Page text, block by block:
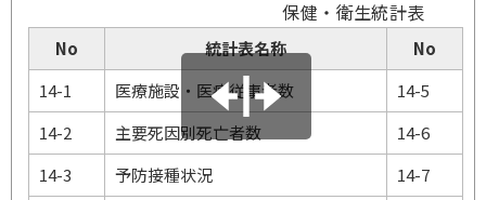
保健・衛生統計表
No 統計表名称
No
14-1
医療施設・医療従事者数 14-5
14-2
主要死因別死亡者数 14-6
14-3
予防接種状況 14-7